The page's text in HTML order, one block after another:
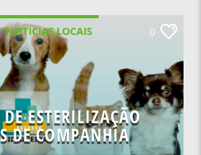
NOTÍCIAS LOCAIS 0
ESTERILIZAÇÃO
DE COMPANHIA